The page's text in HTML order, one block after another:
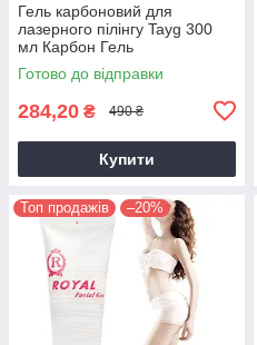
Гель карбоновий для
лазерного пілінгу Tayg 300
мл Карбон Гель
Готово до відправки
284,20 ₴ 490 ₴
Купити
Топ продажів –20%